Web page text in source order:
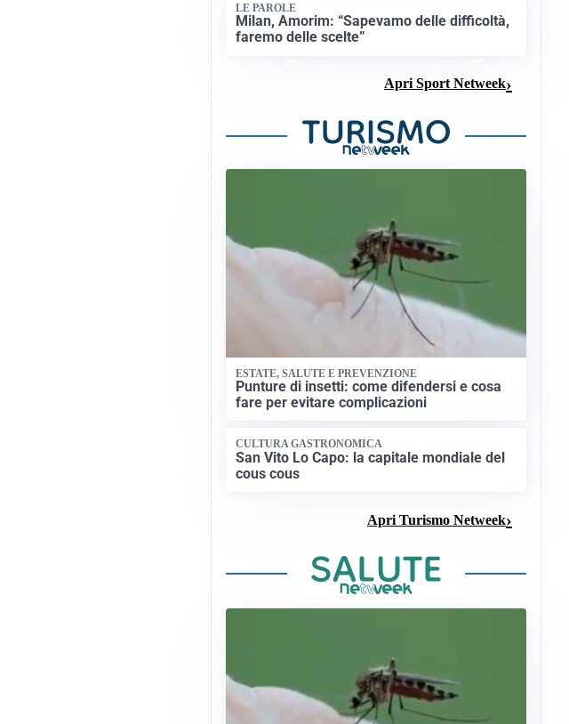
LE PAROLE
Milan, Amorim: “Sapevamo delle difficoltà,
faremo delle scelte”
Apri Sport Netweek
ESTATE, SALUTE E PREVENZIONE
Punture di insetti: come difendersi e cosa
fare per evitare complicazioni
CULTURA GASTRONOMICA
San Vito Lo Capo: la capitale mondiale del
cous cous
Apri Turismo Netweek